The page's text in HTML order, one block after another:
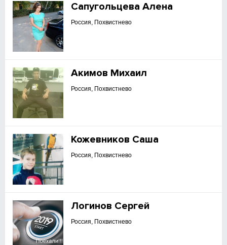
Сапугольцева Алена
Россия, Похвистнево
Акимов Михаил
Россия, Похвистнево
Кожевников Саша
Россия, Похвистнево
Логинов Сергей
Россия, Похвистнево